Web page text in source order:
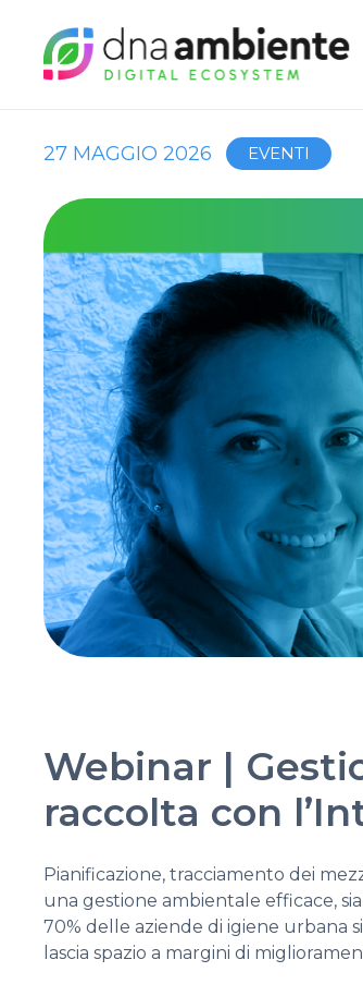
27 MAGGIO 2026 EVENTI
Webinar |
raccolta con
Pianificazione, tracciamento dei
una gestione ambientale efficace,
70% delle aziende di igiene urbana
lascia spazio a margini di